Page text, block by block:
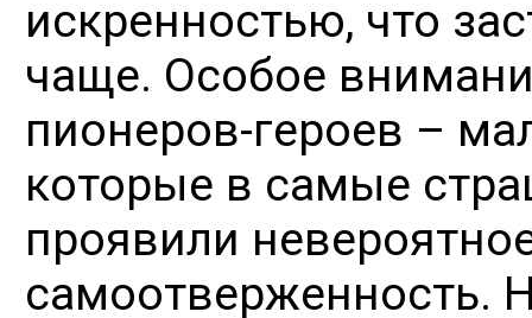
искренностью, что
чаще. Особое
пионеров-героев –
которые в самые
проявили
самоотверженность.